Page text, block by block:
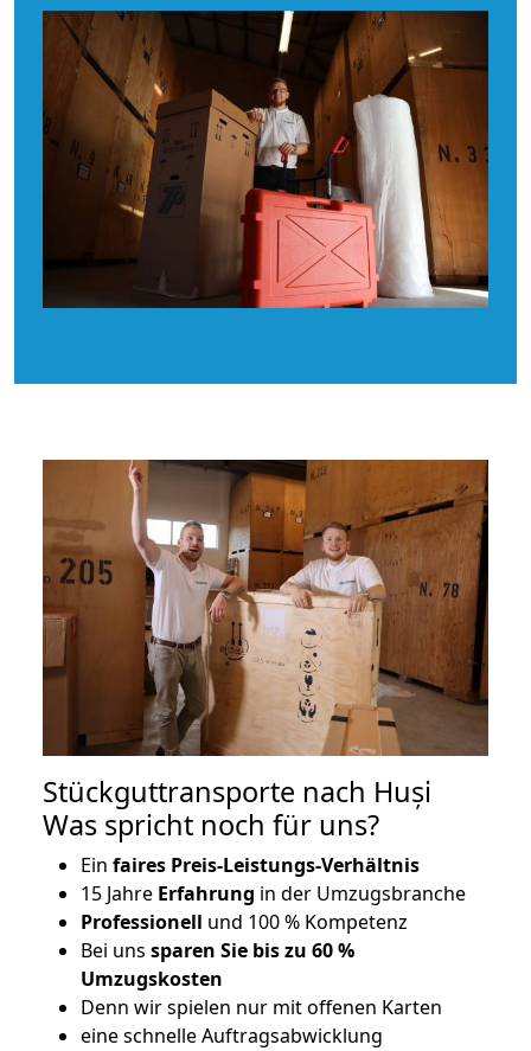
Stückguttransporte nach Huși
Was spricht noch für uns?
Ein faires Preis-Leistungs-Verhältnis
15 Jahre Erfahrung in der Umzugsbranche
Professionell und 100 % Kompetenz
Bei uns sparen Sie bis zu 60 %
Umzugskosten
Denn wir spielen nur mit offenen Karten
eine schnelle Auftragsabwicklung